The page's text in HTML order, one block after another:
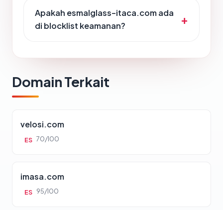
Apakah esmalglass-itaca.com ada
di blocklist keamanan?
Domain Terkait
velosi.com
ES 70/100
imasa.com
ES 95/100